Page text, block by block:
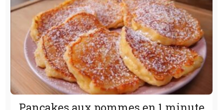
Pancakes aux pommes en 1 minute